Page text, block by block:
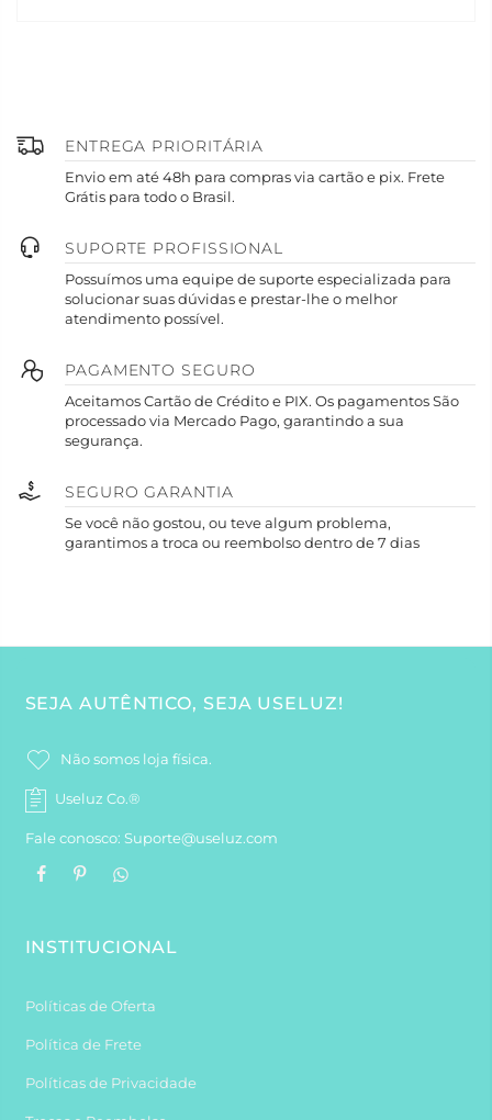
ENTREGA PRIORITÁRIA
Envio em até 48h para compras via cartão e pix. Frete
Grátis para todo o Brasil.
SUPORTE PROFISSIONAL
Possuímos uma equipe de suporte especializada para
solucionar suas dúvidas e prestar-lhe o melhor
atendimento possível.
PAGAMENTO SEGURO
Aceitamos Cartão de Crédito e PIX. Os pagamentos São
processado via Mercado Pago, garantindo a sua
segurança.
SEGURO GARANTIA
Se você não gostou, ou teve algum problema,
garantimos a troca ou reembolso dentro de 7 dias
SEJA AUTÊNTICO, SEJA USELUZ!
Não somos loja física.
Useluz Co.®
Fale conosco: Suporte@useluz.com
INSTITUCIONAL
Políticas de Oferta
Política de Frete
Políticas de Privacidade